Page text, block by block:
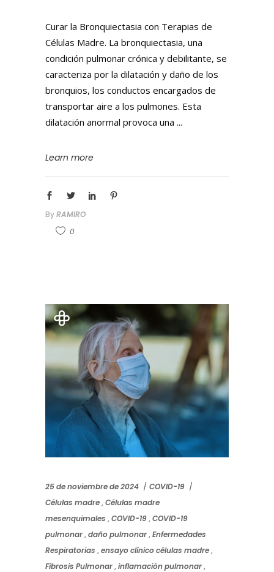
Curar la Bronquiectasia con Terapias de
Células Madre. La bronquiectasia, una
condición pulmonar crónica y debilitante, se
caracteriza por la dilatación y daño de los
bronquios, los conductos encargados de
transportar aire a los pulmones. Esta
dilatación anormal provoca una
Learn more
ByRAMIRO
0
25 de noviembre de 2024
COVID-19
Células madre,Células madre
mesenquimales ,COVID-19,COVID-19
pulmonar,daño pulmonar,Enfermedades
Respiratorias ,ensayo clínico células madre,
Fibrosis Pulmonar,inflamación pulmonar,